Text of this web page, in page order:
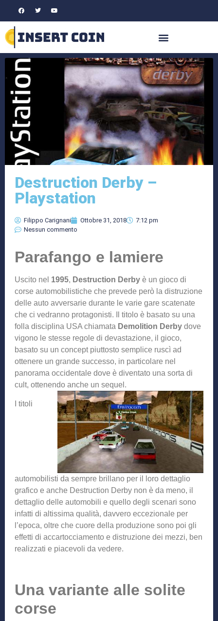
Destruction Derby –
Playstation
Filippo Carignani Ottobre 31, 2018
7:12 pm
Nessun commento
Parafango e lamiere
Uscito nel 1995, Destruction Derby è un gioco di
corse automobilistiche che prevede però la distruzione
delle auto avversarie durante le varie gare scatenate
che ci vedranno protagonisti. Il titolo è basato su una
folla disciplina USA chiamata Demolition Derby dove
vigono le stesse regole di devastazione, il gioco,
basato su un concept piuttosto semplice ruscì ad
ottenere un grande successo, in particolare nel
panorama occidentale dove è diventato una sorta di
cult, ottenendo anche un sequel.
I titoli
automobilisti da sempre brillano per il loro dettaglio
grafico e anche Destruction Derby non è da meno, il
dettaglio delle automobili e quello degli scenari sono
infatti di altissima qualità, davvero eccezionale per
l’epoca, oltre che cuore della produzione sono poi gli
effetti di accartocciamento e distruzione dei mezzi, ben
realizzati e piacevoli da vedere.
Una variante alle solite
corse